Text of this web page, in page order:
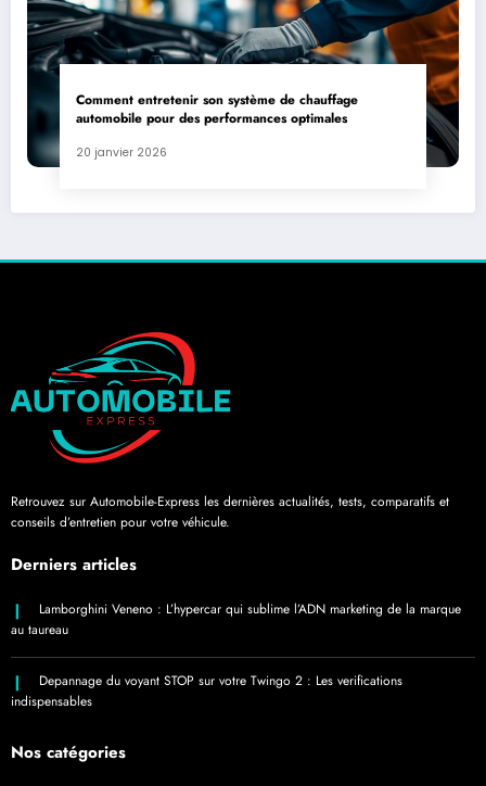
Comment entretenir son système de chauffage
automobile pour des performances optimales
20 janvier 2026
Retrouvez sur Automobile-Express les dernières actualités, tests, comparatifs et
conseils d’entretien pour votre véhicule.
Derniers articles
Lamborghini Veneno : L’hypercar qui sublime l’ADN marketing de la marque
au taureau
Depannage du voyant STOP sur votre Twingo 2 : Les verifications
indispensables
Nos catégories